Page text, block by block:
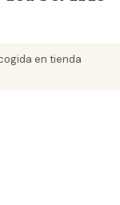
en tienda